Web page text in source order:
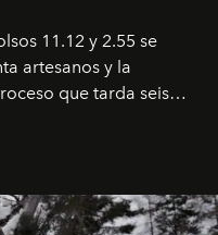
11.12 y 2.55 se
artesanos y la
que tarda seis
práctica una técnica
de formación de